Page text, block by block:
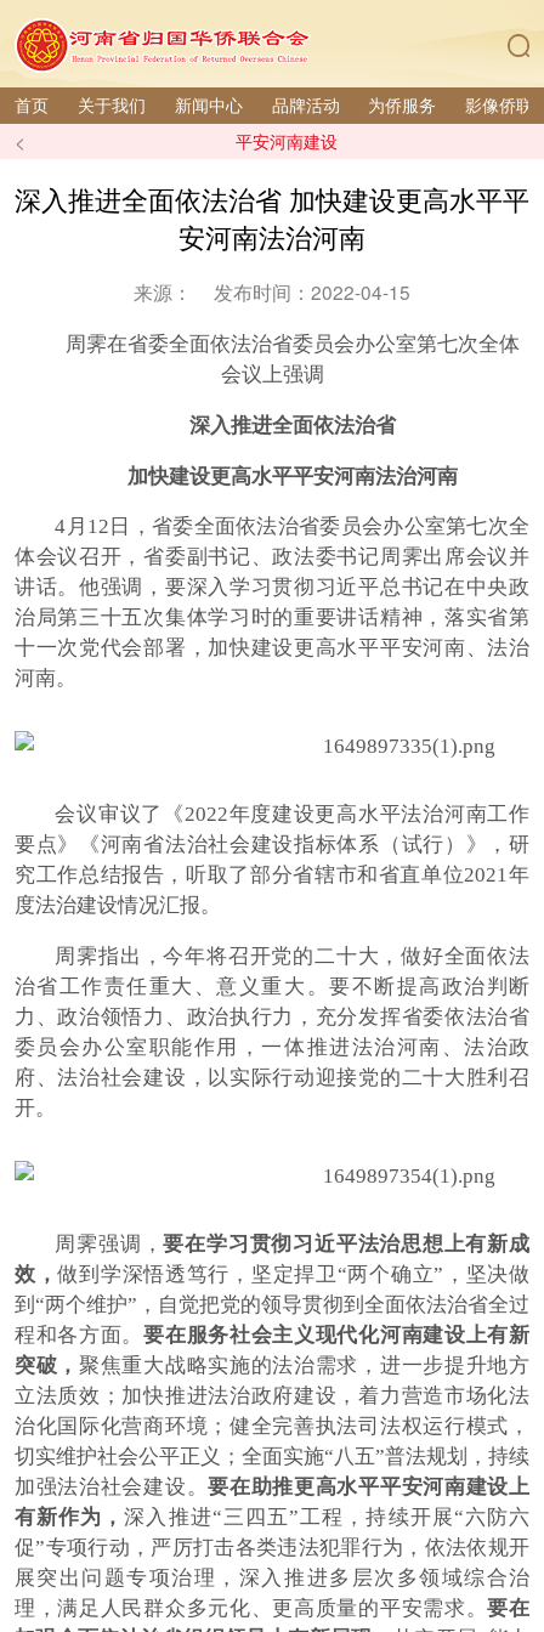
首页 关于我们 新闻中心 品牌活动 为侨服务 影像侨联
< 平安河南建设
深入推进全面依法治省 加快建设更高水平平
安河南法治河南
来源： 发布时间：2022-04-15
周霁在省委全面依法治省委员会办公室第七次全体
会议上强调
深入推进全面依法治省
加快建设更高水平平安河南法治河南
4月12日，省委全面依法治省委员会办公室第七次全
体会议召开，省委副书记、政法委书记周霁出席会议并
讲话。他强调，要深入学习贯彻习近平总书记在中央政
治局第三十五次集体学习时的重要讲话精神，落实省第
十一次党代会部署，加快建设更高水平平安河南、法治
河南。
会议审议了《2022年度建设更高水平法治河南工作
要点》《河南省法治社会建设指标体系（试行）》，研
究工作总结报告，听取了部分省辖市和省直单位2021年
度法治建设情况汇报。
周霁指出，今年将召开党的二十大，做好全面依法
治省工作责任重大、意义重大。要不断提高政治判断
力、政治领悟力、政治执行力，充分发挥省委依法治省
委员会办公室职能作用，一体推进法治河南、法治政
府、法治社会建设，以实际行动迎接党的二十大胜利召
开。
周霁强调，要在学习贯彻习近平法治思想上有新成
效 ，做到学深悟透笃行，坚定捍卫“两个确立”，坚决做
到“两个维护”，自觉把党的领导贯彻到全面依法治省全过
程和各方面。要在服务社会主义现代化河南建设上有新
突破 ，聚焦重大战略实施的法治需求，进一步提升地方
立法质效；加快推进法治政府建设，着力营造市场化法
治化国际化营商环境；健全完善执法司法权运行模式，
切实维护社会公平正义；全面实施“八五”普法规划，持续
加强法治社会建设。要在助推更高水平平安河南建设上
有新作为 ，深入推进“三四五”工程，持续开展“六防六
促”专项行动，严厉打击各类违法犯罪行为，依法依规开
展突出问题专项治理，深入推进多层次多领域综合治
理，满足人民群众多元化、更高质量的平安需求。要在